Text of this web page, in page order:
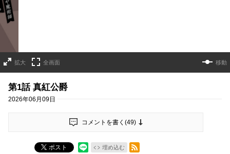
拡大 全画面 移動
第1話 真紅公爵
2026年06月09日
コメントを書く(49)
ポスト 埋め込む
RSSフィード